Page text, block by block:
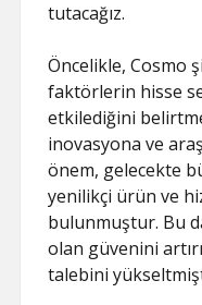
tutacağız.
Öncelikle, Cosmo
faktörlerin hisse
etkilediğini
inovasyona ve
önem, gelecekte
yenilikçi ürün ve
bulunmuştur. Bu
olan güvenini
talebini